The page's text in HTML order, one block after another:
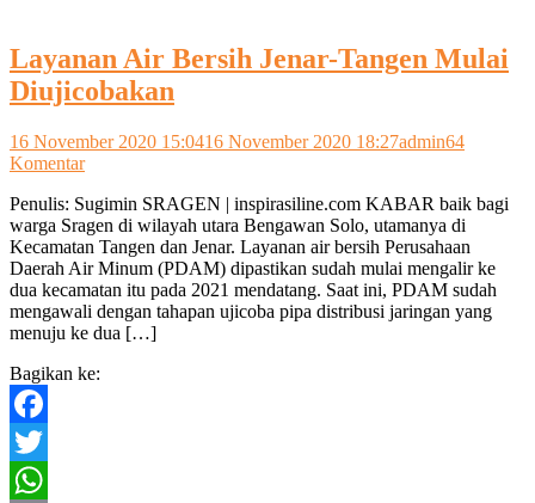
Layanan Air Bersih Jenar-Tangen Mulai
Diujicobakan
16 November 2020 15:0416 November 2020 18:27admin64
Komentarpada
Air
Bersih
Jenar-
Tangen
Mulai
Diujicobakan
Penulis: Sugimin SRAGEN | inspirasiline.com KABAR baik bagi
warga Sragen di wilayah utara Bengawan Solo, utamanya di
Kecamatan Tangen dan Jenar. Layanan air bersih Perusahaan
Daerah Air Minum (PDAM) dipastikan sudah mulai mengalir ke
dua kecamatan itu pada 2021 mendatang. Saat ini, PDAM sudah
mengawali dengan tahapan ujicoba pipa distribusi jaringan yang
menuju ke dua […]
Bagikan ke:
Facebook
Twitter